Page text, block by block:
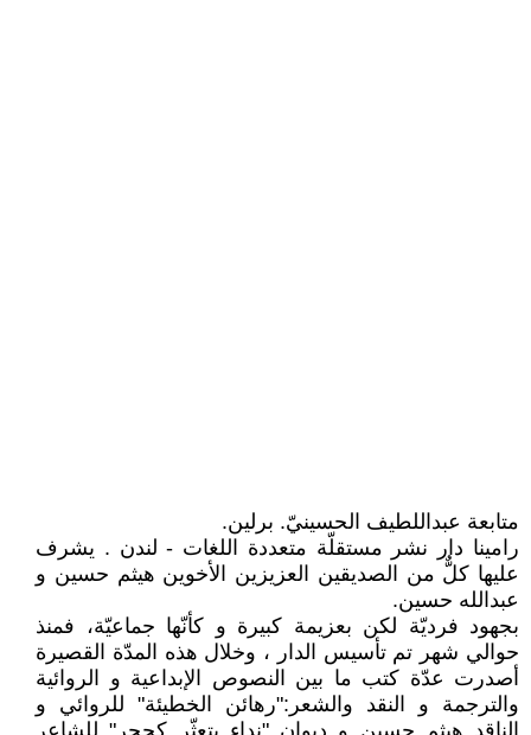
متابعة عبداللطيف الحسينيّ. برلين.
رامينا دار نشر مستقلّة متعددة اللغات - لندن . يشرف
عليها كلٌّ من الصديقين العزيزين الأخوين هيثم حسين و
عبدالله حسين.
بجهود فرديّة لكن بعزيمة كبيرة و كأنّها جماعيّة، فمنذ
حوالي شهر تم تأسيس الدار ، وخلال هذه المدّة القصيرة
أصدرت عدّة كتب ما بين النصوص الإبداعية و الروائية
والترجمة و النقد والشعر:"رهائن الخطيئة" للروائي و